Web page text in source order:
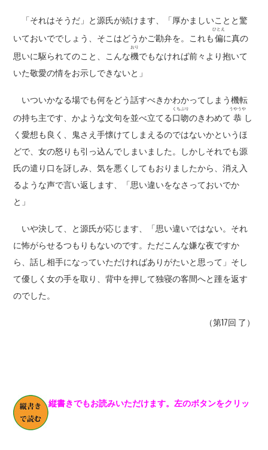
「それはそうだ」と源氏が続けます、「厚かましいことと驚
いておいででしょう、そこはどうかご勘弁を。これも偏
ひとえ
に真の
思いに駆られてのこと、こんな機
おり
でもなければ前々より抱いて
いた敬愛の情をお示しできないと」
いついかなる場でも何をどう話すべきかわかってしまう機転
の持ち主です、かような文句を並べ立てる口吻
くちぶり
のきわめて 恭
うやうや
し
く愛想も良く、鬼さえ手懐けてしまえるのではないかというほ
どで、女の怒りも引っ込んでしまいました。しかしそれでも源
氏の遣り口を訝しみ、気を悪くしてもおりましたから、消え入
るような声で言い返します、「思い違いをなさっておいでか
と」
いや決して、と源氏が応じます、「思い違いではない。それ
に怖がらせるつもりもないのです。ただこんな嫌な夜ですか
ら、話し相手になっていただければありがたいと思って」そし
て優しく女の手を取り、背中を押して独寝の客間へと踵を返す
のでした。
（第17回 了）
縦書きでもお読みいただけます。左のボタンをクリッ